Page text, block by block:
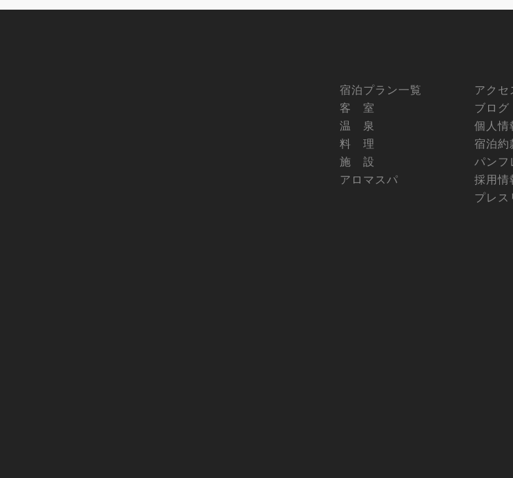
宿泊プラン一覧
客 室
温 泉
料 理
施 設
アロマスパ
アクセ
ブログ
個人情
宿泊約
パンフ
採用情
プレス